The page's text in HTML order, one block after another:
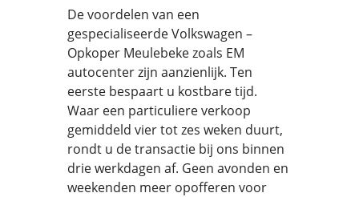
De voordelen van een
gespecialiseerde Volkswagen –
Opkoper Meulebeke zoals EM
autocenter zijn aanzienlijk. Ten
eerste bespaart u kostbare tijd.
Waar een particuliere verkoop
gemiddeld vier tot zes weken duurt,
rondt u de transactie bij ons binnen
drie werkdagen af. Geen avonden en
weekenden meer opofferen voor